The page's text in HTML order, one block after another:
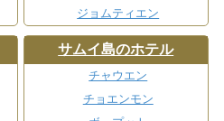
ジョムティエン
サムイ島のホテル
チャウエン
チョエンモン